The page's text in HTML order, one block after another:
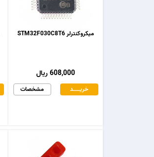
میکروکنترلر STM32F030C8T6
608,000 ریال
مشخصات خریـــــــد